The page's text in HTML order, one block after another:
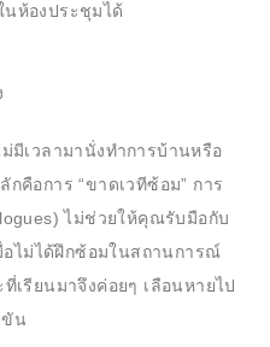
นห้องประชุมได้
มีเวลามานั่งทำการบ้านหรือ
คือการ “ขาดเวทีซ้อม” การ
ไม่ช่วยให้คุณรับมือกับ
อไม่ได้ฝึกซ้อมในสถานการณ์
เรียนมาจึงค่อยๆ เลือนหายไป
ขัน